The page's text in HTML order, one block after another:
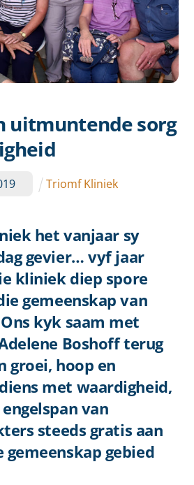
uitmuntende sorg
Triomf Kliniek
het vanjaar sy
gevier… vyf jaar
kliniek diep spore
gemeenskap van
kyk saam met
Boshoff terug
groei, hoop en
met waardigheid,
van
steeds gratis aan
gebied